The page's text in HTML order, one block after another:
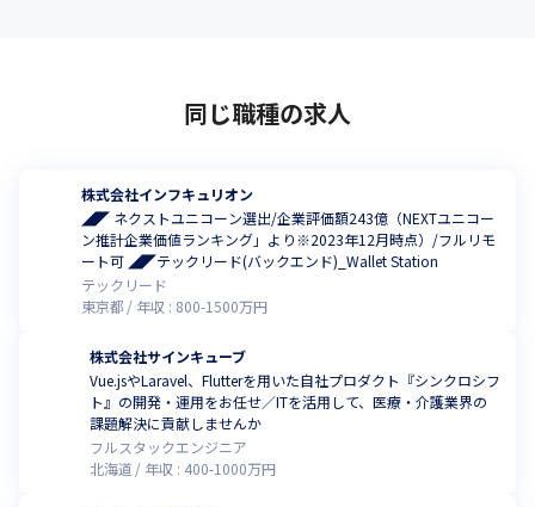
同じ職種の求人
株式会社インフキュリオン
◢◤ ネクストユニコーン選出/企業評価額243億（NEXTユニコー
ン推計企業価値ランキング」より※2023年12月時点）/フルリモ
ート可 ◢◤テックリード(バックエンド)_Wallet Station
テックリード
東京都
年収 : 800-1500万円
株式会社サインキューブ
Vue.jsやLaravel、Flutterを用いた自社プロダクト『シンクロシフ
ト』の開発・運用をお任せ／ITを活用して、医療・介護業界の
課題解決に貢献しませんか
フルスタックエンジニア
北海道
年収 : 400-1000万円